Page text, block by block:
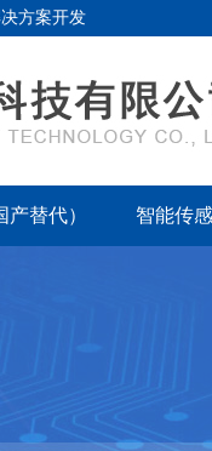
方案开发
替代） 智能传